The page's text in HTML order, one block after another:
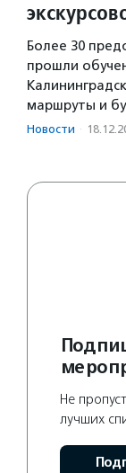
Более 30
прошли
маршруты и
Новости ·
Не
лучших